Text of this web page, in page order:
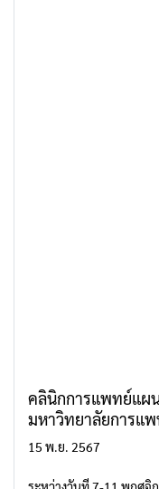
คลินิกการแพทย์แผ
มหาวิทยาลัยการแ
ความร่วมมือด้านวิช
15 พ.ย. 2567